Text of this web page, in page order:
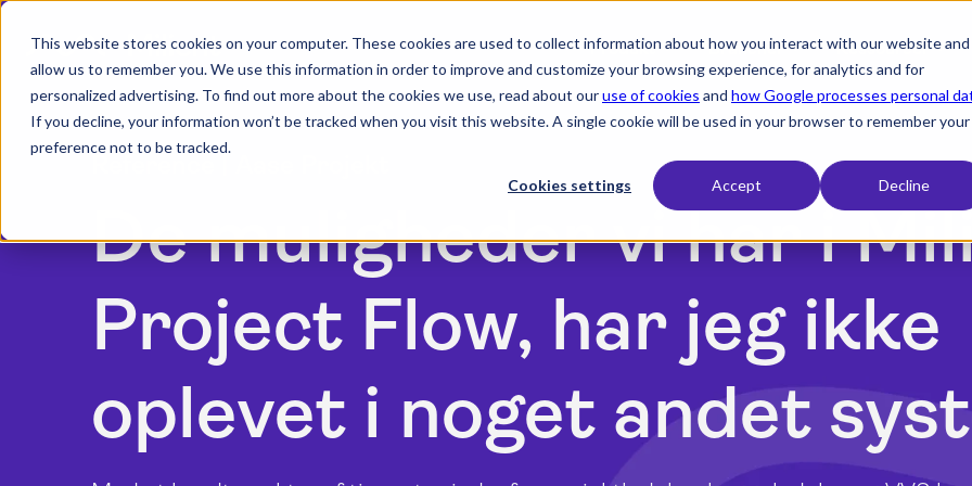
This website stores cookies on your computer. These cookies are used to collect information about how you interact with our website and
allow us to remember you. We use this information in order to improve and customize your browsing experience, for analytics and for
personalized advertising. To find out more about the cookies we use, read about ouruse of cookies and how Google processes personal
If you decline, your information won’t be tracked when you visit this website. A single cookie will be used in your browser to remember your
preference not to be tracked.
Cookies settings Accept Decline
Produktexpand_more Brancherexpand_more Ressourcerexpand_more
De muligheder vi har i
Project Flow, har jeg ikke
oplevet i noget andet